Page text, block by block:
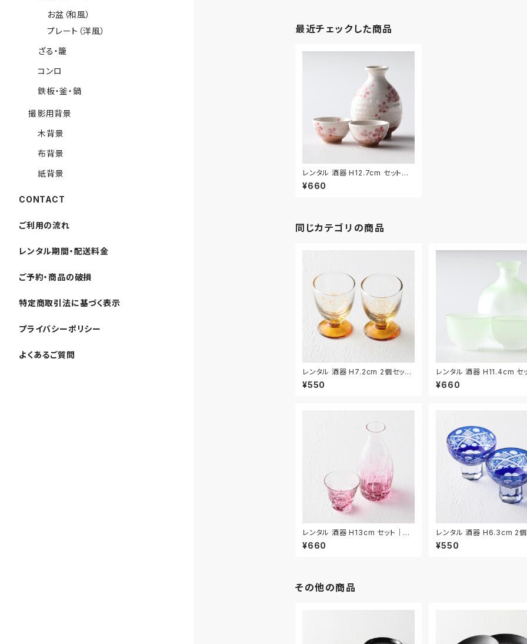
最近チェックした商品
レンタル 酒器 H12.7cm セット｜S
HU006
¥660
同じカテゴリの商品
レンタル 酒器 H7.2cm 2個セット
｜SHU037
¥550
レンタル 酒器 H11.4cm セッ
HU029
¥660
レンタル 酒器 H13cm セット｜SH
U031
¥660
レンタル 酒器 H6.3cm 2個
｜SHU032
¥550
その他の商品
お盆（和風）
プレート（洋風）
ざる・籠
コンロ
鉄板・釜・鍋
撮影用背景
木背景
布背景
紙背景
CONTACT
ご利用の流れ
レンタル期間・配送料金
ご予約・商品の破損
特定商取引法に基づく表示
プライバシーポリシー
よくあるご質問